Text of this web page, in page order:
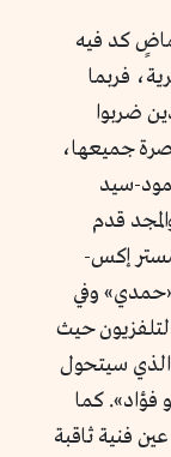
كد فيه
فربما
ضربوا
جميعها،
سيد
قدم
إكس-
«حمدي» وفي
حيث
الذي سيتحول
فؤاد». كما
فنية ثاقبة